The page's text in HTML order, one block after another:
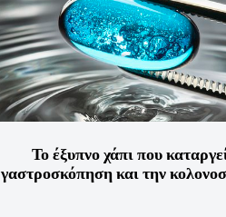
Το έξυπνο χάπι που
γαστροσκόπηση και την